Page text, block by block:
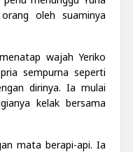
oleh suaminya
wajah Yeriko
sempurna seperti
dirinya. Ia mulai
kelak bersama
mata berapi-api. Ia